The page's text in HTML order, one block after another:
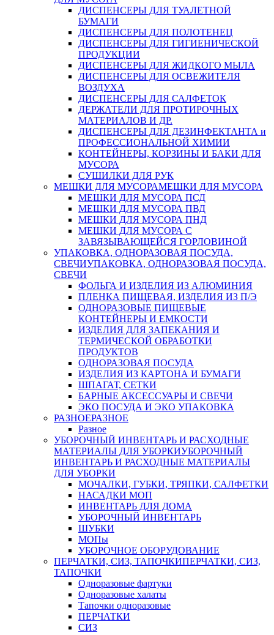
ДИСПЕНСЕРЫ ДЛЯ ТУАЛЕТНОЙ
БУМАГИ
ДИСПЕНСЕРЫ ДЛЯ ПОЛОТЕНЕЦ
ДИСПЕНСЕРЫ ДЛЯ ГИГИЕНИЧЕСКОЙ
ПРОДУКЦИИ
ДИСПЕНСЕРЫ ДЛЯ ЖИДКОГО МЫЛА
ДИСПЕНСЕРЫ ДЛЯ ОСВЕЖИТЕЛЯ
ВОЗДУХА
ДИСПЕНСЕРЫ ДЛЯ САЛФЕТОК
ДЕРЖАТЕЛИ ДЛЯ ПРОТИРОЧНЫХ
МАТЕРИАЛОВ И ДР.
ДИСПЕНСЕРЫ ДЛЯ ДЕЗИНФЕКТАНТА и
ПРОФЕССИОНАЛЬНОЙ ХИМИИ
КОНТЕЙНЕРЫ, КОРЗИНЫ И БАКИ ДЛЯ
МУСОРА
СУШИЛКИ ДЛЯ РУК
МЕШКИ ДЛЯ МУСОРАМЕШКИ ДЛЯ МУСОРА
МЕШКИ ДЛЯ МУСОРА ПСД
МЕШКИ ДЛЯ МУСОРА ПВД
МЕШКИ ДЛЯ МУСОРА ПНД
МЕШКИ ДЛЯ МУСОРА С
ЗАВЯЗЫВАЮЩЕЙСЯ ГОРЛОВИНОЙ
УПАКОВКА, ОДНОРАЗОВАЯ ПОСУДА,
СВЕЧИУПАКОВКА, ОДНОРАЗОВАЯ ПОСУДА,
СВЕЧИ
ФОЛЬГА И ИЗДЕЛИЯ ИЗ АЛЮМИНИЯ
ПЛЕНКА ПИЩЕВАЯ, ИЗДЕЛИЯ ИЗ П/Э
ОДНОРАЗОВЫЕ ПИЩЕВЫЕ
КОНТЕЙНЕРЫ И ЕМКОСТИ
ИЗДЕЛИЯ ДЛЯ ЗАПЕКАНИЯ И
ТЕРМИЧЕСКОЙ ОБРАБОТКИ
ПРОДУКТОВ
ОДНОРАЗОВАЯ ПОСУДА
ИЗДЕЛИЯ ИЗ КАРТОНА И БУМАГИ
ШПАГАТ, СЕТКИ
БАРНЫЕ АКСЕССУАРЫ И СВЕЧИ
ЭКО ПОСУДА И ЭКО УПАКОВКА
РАЗНОЕРАЗНОЕ
Разное
УБОРОЧНЫЙ ИНВЕНТАРЬ И РАСХОДНЫЕ
МАТЕРИАЛЫ ДЛЯ УБОРКИУБОРОЧНЫЙ
ИНВЕНТАРЬ И РАСХОДНЫЕ МАТЕРИАЛЫ
ДЛЯ УБОРКИ
МОЧАЛКИ, ГУБКИ, ТРЯПКИ, САЛФЕТКИ
НАСАДКИ МОП
ИНВЕНТАРЬ ДЛЯ ДОМА
УБОРОЧНЫЙ ИНВЕНТАРЬ
ШУБКИ
МОПы
УБОРОЧНОЕ ОБОРУДОВАНИЕ
ПЕРЧАТКИ, СИЗ, ТАПОЧКИПЕРЧАТКИ, СИЗ,
ТАПОЧКИ
Одноразовые фартуки
Одноразовые халаты
Тапочки одноразовые
ПЕРЧАТКИ
СИЗ